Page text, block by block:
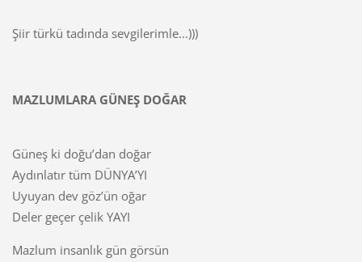
Şiir türkü tadında sevgilerimle...)))
MAZLUMLARA GÜNEŞ DOĞAR
Güneş ki doğu’dan doğar
Aydınlatır tüm DÜNYA’YI
Uyuyan dev göz’ün oğar
Deler geçer çelik YAYI
Mazlum insanlık gün görsün